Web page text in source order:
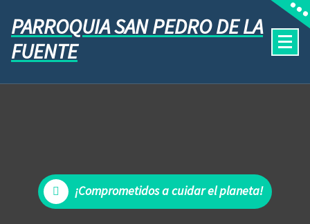
PARROQUIA SAN PEDRO DE LA
FUENTE
¡Comprometidos a cuidar el planeta!